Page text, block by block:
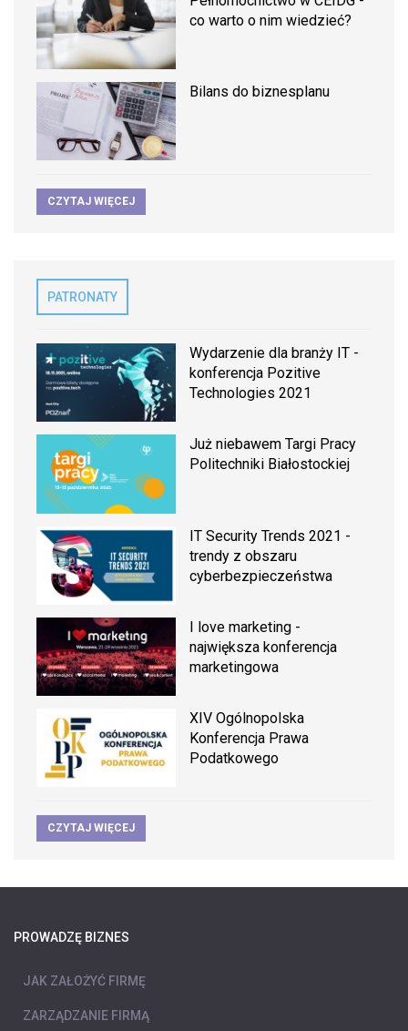
co warto o nim wiedzieć?
Bilans do biznesplanu
CZYTAJ WIĘCEJ
PATRONATY
Wydarzenie dla branży IT -
konferencja Pozitive
Technologies 2021
Już niebawem Targi Pracy
Politechniki Białostockiej
IT Security Trends 2021 -
trendy z obszaru
cyberbezpieczeństwa
I love marketing -
największa konferencja
marketingowa
XIV Ogólnopolska
Konferencja Prawa
Podatkowego
CZYTAJ WIĘCEJ
PROWADZĘ BIZNES
JAK ZAŁOŻYĆ FIRMĘ
ZARZĄDZANIE FIRMĄ